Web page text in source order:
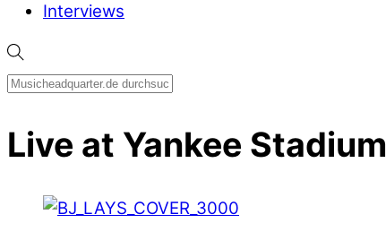
Interviews
Live at Yankee Stadium